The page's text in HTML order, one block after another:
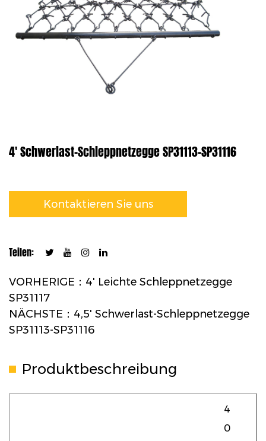
4' Schwerlast-Schleppnetzegge SP31113-SP31116
Kontaktieren Sie uns
Teilen:
VORHERIGE：4' Leichte Schleppnetzegge
SP31117
NÄCHSTE：4,5' Schwerlast-Schleppnetzegge
SP31113-SP31116
Produktbeschreibung
4
0